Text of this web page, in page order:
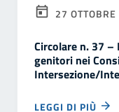
27
Circolare n. 37
genitori nei
Intersezione/
LEGGI DI PIÙ